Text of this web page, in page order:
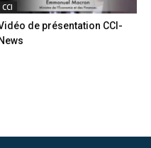
CCI
de présentation CCI-
News